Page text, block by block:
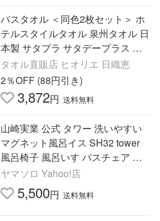
バスタオル ＜同色2枚セット＞ ホ
テルスタイルタオル 泉州タオル 日
本製 サタプラ サタデープラス 圧
縮 セール 送料無料
タオル直販店 ヒオリエ 日織恵
2％OFF (88円引き)
3,872円 送料無料
山崎実業 公式 タワー 洗いやすい
マグネット風呂イス SH32 tower
風呂椅子 風呂いす バスチェア 高
さ32cm 滑り止め 浮かせる収納 16
53 1654
ヤマソロ Yahoo!店
5,500円 送料無料